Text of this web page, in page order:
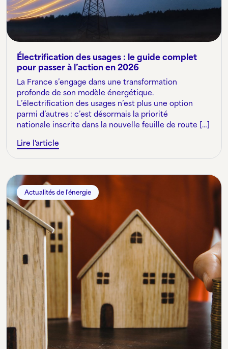
Électrification des usages : le guide complet
pour passer à l’action en 2026
La France s’engage dans une transformation
profonde de son modèle énergétique.
L’électrification des usages n’est plus une option
parmi d’autres : c’est désormais la priorité
nationale inscrite dans la nouvelle feuille de route […]
Lire l'article
Actualités de l'énergie